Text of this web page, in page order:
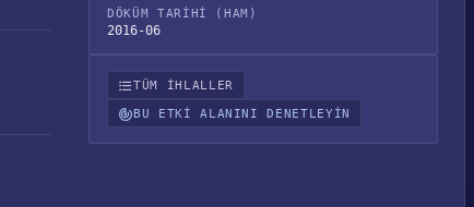
DÖKÜM TARIHI (HAM)
2016-06
TÜM IHLALLER
BU ETKI ALANINI DENETLEYIN